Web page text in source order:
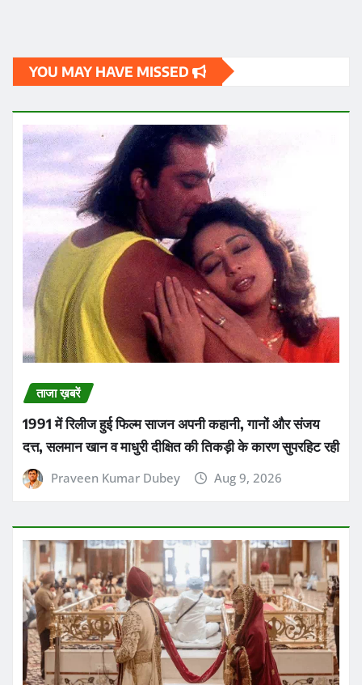
YOU MAY HAVE MISSED
ताजा ख़बरें
1991 में रिलीज हुई फिल्म साजन अपनी कहानी, गानों और संजय
दत्त, सलमान खान व माधुरी दीक्षित की तिकड़ी के कारण सुपरहिट रही
Praveen Kumar Dubey Aug 9, 2026